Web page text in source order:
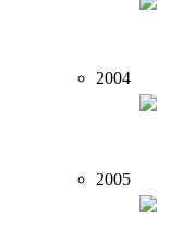
2004
2005